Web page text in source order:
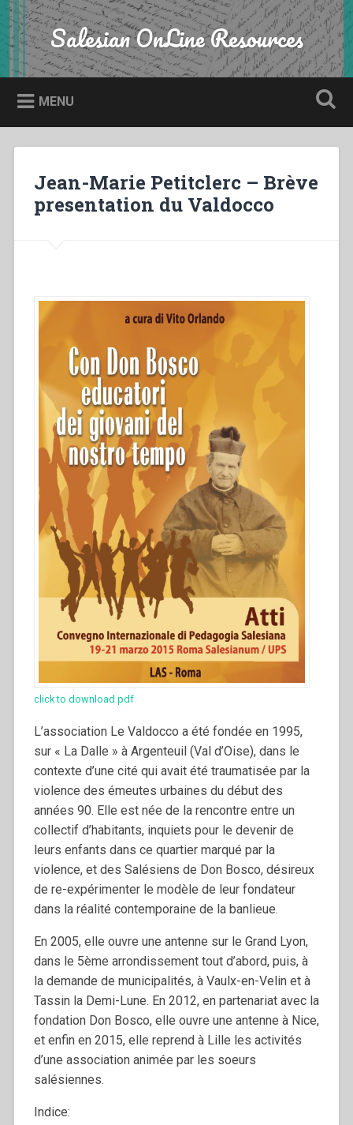
Skip
to
content
Search Salesian OnLine Resources
MENU
Jean-Marie Petitclerc – Brève
presentation du Valdocco
click to download pdf
L’association Le Valdocco a été fondée en 1995,
sur « La Dalle » à Argenteuil (Val d’Oise), dans le
contexte d’une cité qui avait été traumatisée par la
violence des émeutes urbaines du début des
années 90. Elle est née de la rencontre entre un
collectif d’habitants, inquiets pour le devenir de
leurs enfants dans ce quartier marqué par la
violence, et des Salésiens de Don Bosco, désireux
de re-expérimenter le modèle de leur fondateur
dans la réalité contemporaine de la banlieue.
En 2005, elle ouvre une antenne sur le Grand Lyon,
dans le 5ème arrondissement tout d’abord, puis, à
la demande de municipalités, à Vaulx-en-Velin et à
Tassin la Demi-Lune. En 2012, en partenariat avec la
fondation Don Bosco, elle ouvre une antenne à Nice,
et enfin en 2015, elle reprend à Lille les activités
d’une association animée par les soeurs
salésiennes.
Indice: